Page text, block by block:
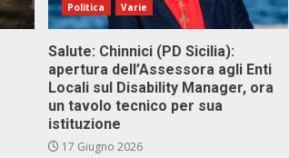
Politica Varie
Salute: Chinnici (PD Sicilia):
apertura dell’Assessora agli Enti
Locali sul Disability Manager, ora
un tavolo tecnico per sua
istituzione
17 Giugno 2026